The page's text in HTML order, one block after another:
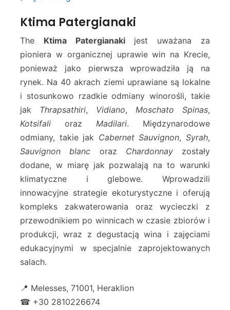
Ktima Patergianaki
The Ktima Patergianakijest uważana za
pioniera w organicznej uprawie win na Krecie,
ponieważ jako pierwsza wprowadziła ją na
rynek. Na 40 akrach ziemi uprawiane są lokalne
i stosunkowo rzadkie odmiany winorośli, takie
jak Thrapsathiri, Vidiano, Moschato Spinas,
Kotsifali oraz Madilari. Międzynarodowe
odmiany, takie jak Cabernet Sauvignon,Syrah,
Sauvignon blanc oraz Chardonnayzostały
dodane, w miarę jak pozwalają na to warunki
klimatyczne i glebowe. Wprowadzili
innowacyjne strategie ekoturystyczne i oferują
kompleks zakwaterowania oraz wycieczki z
przewodnikiem po winnicach w czasie zbiorów i
produkcji, wraz z degustacją wina i zajęciami
edukacyjnymi w specjalnie zaprojektowanych
salach.
📍 Melesses, 71001, Heraklion
☎ +30 2810226674